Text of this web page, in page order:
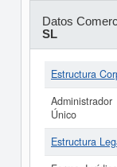
Datos
SL
Estructura
Administrador
Único
Estructura